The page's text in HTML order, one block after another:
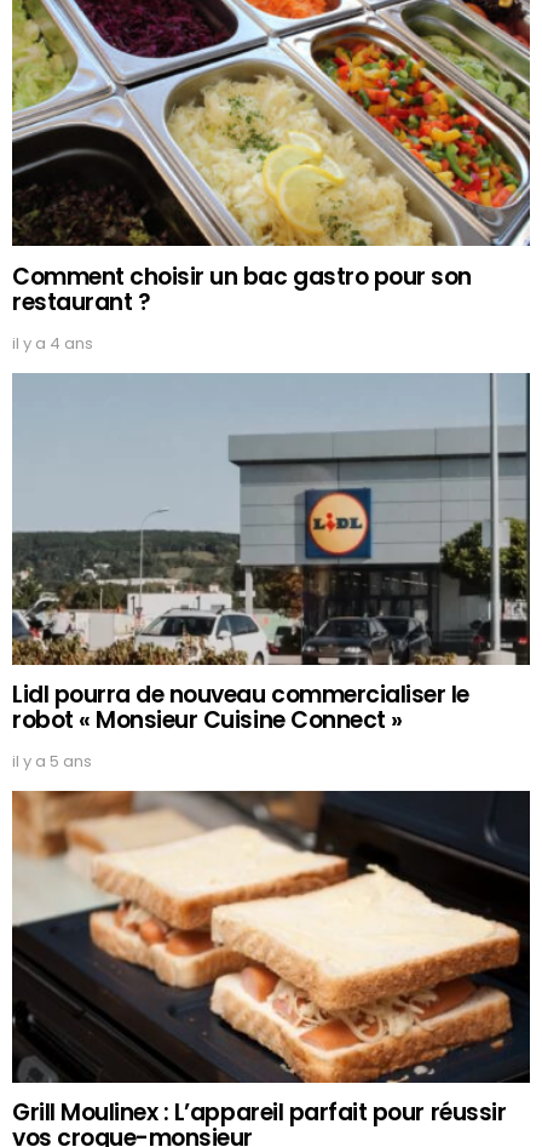
Comment choisir un bac gastro pour son
restaurant ?
il y a 4 ans
Lidl pourra de nouveau commercialiser le
robot « Monsieur Cuisine Connect »
il y a 5 ans
Grill Moulinex : L’appareil parfait pour réussir
vos croque-monsieur